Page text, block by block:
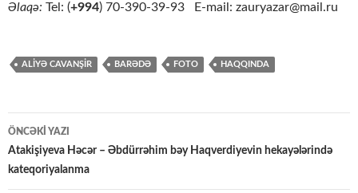
Əlaqə: Tel: (+994) 70-390-39-93 E-mail: zauryazar@mail.ru
ALIYƏ CAVANŞİR BARƏDƏ FOTO HAQQINDA
Yazılar
üzrə
naviqasiya
ÖNCƏKI YAZI
Atakişiyeva Həcər – Əbdürrəhim bəy Haqvеrdiyеvin hekayələrində
kateqoriyalanma